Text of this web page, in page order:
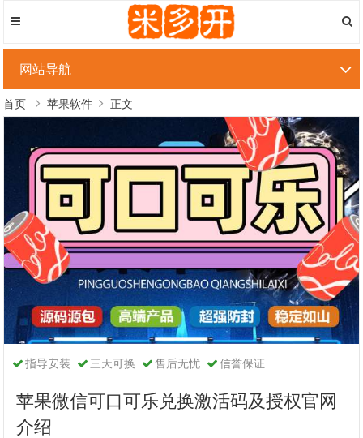
网站导航
首页 苹果软件 正文
指导安装 三天可换 售后无忧 信誉保证
苹果微信可口可乐兑换激活码及授权官网
介绍